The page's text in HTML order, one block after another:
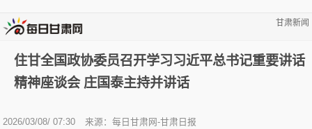
甘肃新闻
住甘全国政协委员召开学习习近平总书记重要讲话
精神座谈会 庄国泰主持并讲话
2026/03/08/ 07:30 来源：每日甘肃网-甘肃日报